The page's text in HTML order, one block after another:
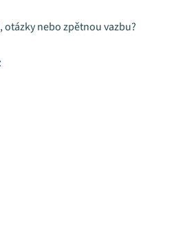
nebo zpětnou vazbu?